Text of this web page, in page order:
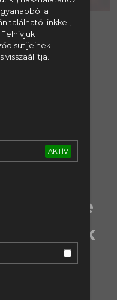
a
található linkkel,
sütijeinek
visszaállítja.
AKTÍV
- Rice
Ágyúsok